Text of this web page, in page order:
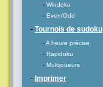
- Windoku
- Even/Odd
- Tournois de sudoku
-A heure précise
- Rapidoku
- Multijoueurs
- Imprimer